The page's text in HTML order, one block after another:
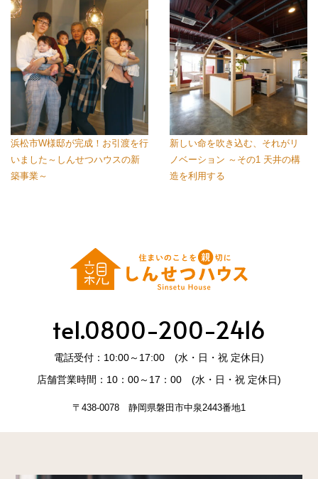
浜松市W様邸が完成！お引渡を行
いました～しんせつハウスの新
築事業～
新しい命を吹き込む、それがリ
ノベーション ～その1 天井の構
造を利用する
tel.0800-200-2416
電話受付：10:00～17:00 (水・日・祝 定休日)
店舗営業時間：10：00～17：00 (水・日・祝 定休日)
〒438-0078 静岡県磐田市中泉2443番地1